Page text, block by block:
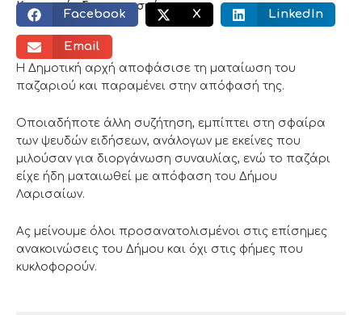
Κοινωνικός διαμοιρασμός:
Facebook X LinkedIn
Email
Η Δημοτική αρχή αποφάσισε τη ματαίωση του
παζαριού και παραμένει στην απόφασή της.
Οποιαδήποτε άλλη συζήτηση, εμπίπτει στη σφαίρα
των ψευδών ειδήσεων, ανάλογων με εκείνες που
μιλούσαν για διοργάνωση συναυλίας, ενώ το παζάρι
είχε ήδη ματαιωθεί με απόφαση του Δήμου
Λαρισαίων.
Ας μείνουμε όλοι προσανατολισμένοι στις επίσημες
ανακοινώσεις του Δήμου και όχι στις φήμες που
κυκλοφορούν.